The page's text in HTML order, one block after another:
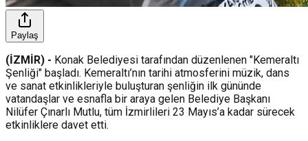
Paylaş
(İZMİR) - Konak Belediyesi tarafından düzenlenen "Kemeraltı
Şenliği" başladı. Kemeraltı’nın tarihi atmosferini müzik, dans
ve sanat etkinlikleriyle buluşturan şenliğin ilk gününde
vatandaşlar ve esnafla bir araya gelen Belediye Başkanı
Nilüfer Çınarlı Mutlu, tüm İzmirlileri 23 Mayıs’a kadar sürecek
etkinliklere davet etti.